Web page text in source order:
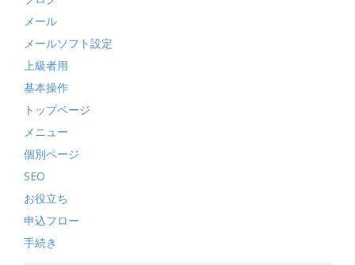
SEO
お役立ち
トップページ
メール
メールソフト設定
メニュー
上級者用
個別ページ
基本操作
手続き
申込フロー